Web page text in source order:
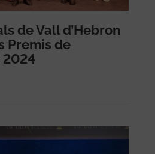
de Vall d’Hebron
Premis de
2024